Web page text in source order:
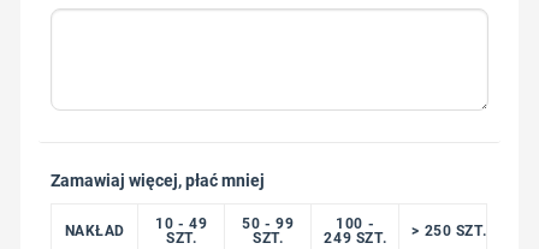
Zamawiaj więcej, płać mniej
NAKŁAD
10 - 49
SZT.
50 - 99
SZT.
100 -
249 SZT.
> 250 SZT.